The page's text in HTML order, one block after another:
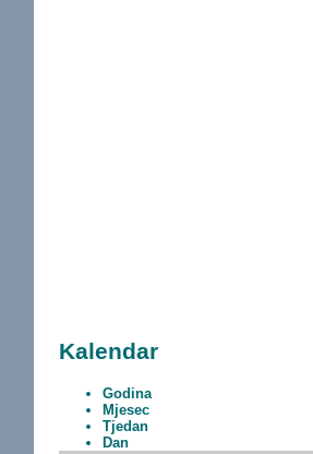
Kalendar
Godina
Mjesec
Tjedan
Dan